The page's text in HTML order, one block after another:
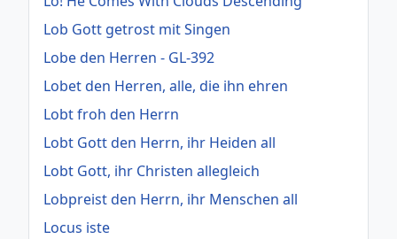
Lob Gott getrost mit Singen
Lobe den Herren - GL-392
Lobet den Herren, alle, die ihn ehren
Lobt froh den Herrn
Lobt Gott den Herrn, ihr Heiden all
Lobt Gott, ihr Christen allegleich
Lobpreist den Herrn, ihr Menschen all
Locus iste